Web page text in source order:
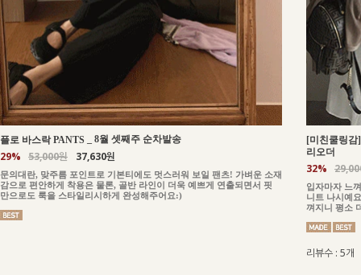
플로 바스락 PANTS 8월 셋째주 순차발송
29% 53,000원 37,630원
문의대란, 맞주름 포인트로 기본티에도 멋스러워 보일 팬츠! 가벼운 소재
감으로 편안하게 착용은 물론, 골반 라인이 더욱 예쁘게 연출되면서 핏
만으로도 룩을 스타일리시하게 완성해주어요:)
[미친쿨링
리오더
32%
입자마자 느
니트 나시예
껴지니 평소
리뷰수 : 5개